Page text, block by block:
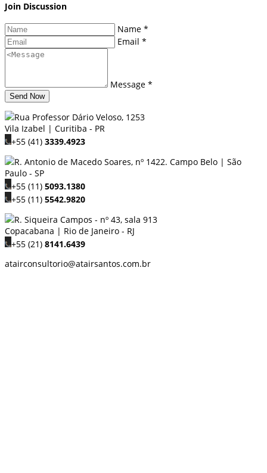
Join Discussion
Name *
Email *
Message *
Send Now
Rua Professor Dário Veloso, 1253
Vila Izabel | Curitiba - PR
+55 (41) 3339.4923
R. Antonio de Macedo Soares, nº 1422. Campo Belo | São
Paulo - SP
+55 (11) 5093.1380
+55 (11) 5542.9820
R. Siqueira Campos - nº 43, sala 913
Copacabana | Rio de Janeiro - RJ
+55 (21) 8141.6439
atairconsultorio@atairsantos.com.br